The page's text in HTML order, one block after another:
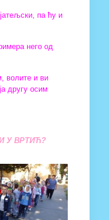
па ћу и
него од
волите и ви
другу осим
У ВРТИЋ?